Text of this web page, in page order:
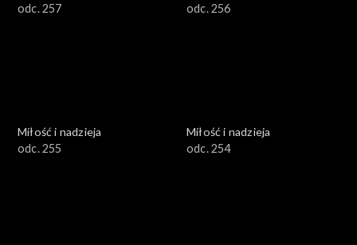
odc. 257
odc. 256
Miłość i nadzieja
odc. 255
Miłość i nadzieja
odc. 254